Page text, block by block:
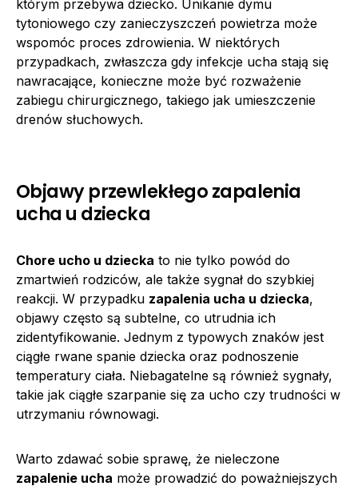
którym przebywa dziecko. Unikanie dymu
tytoniowego czy zanieczyszczeń powietrza może
wspomóc proces zdrowienia. W niektórych
przypadkach, zwłaszcza gdy infekcje ucha stają się
nawracające, konieczne może być rozważenie
zabiegu chirurgicznego, takiego jak umieszczenie
drenów słuchowych.
Objawy przewlekłego zapalenia
ucha u dziecka
Chore ucho u dziecka to nie tylko powód do
zmartwień rodziców, ale także sygnał do szybkiej
reakcji. W przypadku zapalenia ucha u dziecka,
objawy często są subtelne, co utrudnia ich
zidentyfikowanie. Jednym z typowych znaków jest
ciągłe rwane spanie dziecka oraz podnoszenie
temperatury ciała. Niebagatelne są również sygnały,
takie jak ciągłe szarpanie się za ucho czy trudności w
utrzymaniu równowagi.
Warto zdawać sobie sprawę, że nieleczone
zapalenie ucha może prowadzić do poważniejszych